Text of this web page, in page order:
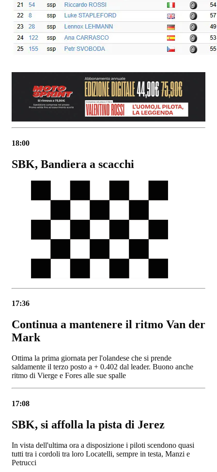
18:00
SBK, Bandiera a scacchi
17:36
Continua a mantenere il ritmo Van der
Mark
Ottima la prima giornata per l'olandese che si prende
saldamente il terzo posto a + 0.402 dal leader. Buono anche
ritmo di Vierge e Fores alle sue spalle
17:08
SBK, si affolla la pista di Jerez
In vista dell'ultima ora a disposizione i piloti scendono quasi
tutti tra i cordoli tra loro Locatelli, sempre in testa, Manzi e
Petrucci